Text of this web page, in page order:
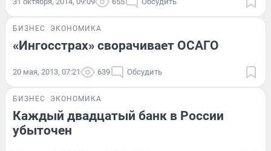
БИЗНЕС ЭКОНОМИКА
«Ингосстрах» сворачивает ОСАГО
20 мая, 2013, 07:21 639 Обсудить
БИЗНЕС ЭКОНОМИКА
Каждый двадцатый банк в России
убыточен